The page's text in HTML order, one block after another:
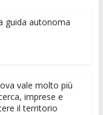
di e di
guida autonoma
vale molto più
imprese e
il territorio